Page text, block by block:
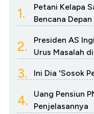
1.
Petani Kelapa
Bencana
2.
Presiden AS
Urus Masalah
3. Ini Dia 'Sosok
4.
Uang Pensiun
Penjelasannya